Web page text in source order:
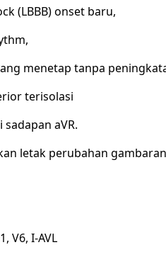
(LBBB) onset baru,
menetap tanpa
terisolasi
sadapan aVR.
letak perubahan gambaran
V6, I-AVL